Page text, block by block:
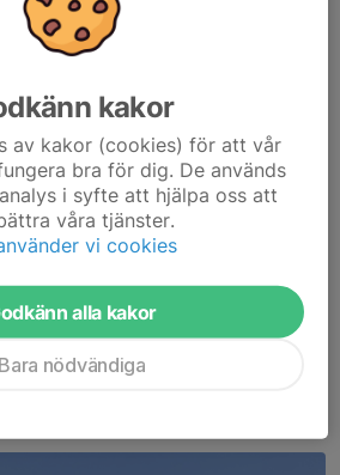
men en sista match väntar innan
tar vi emot Malmbäcks IF på
åttondelsfinal. Ett bra tillfälle att
en stark prestation...
kakor
av kakor (cookies) för att vår
bra för dig. De används
i syfte att hjälpa oss att
våra tjänster.
vi cookies
alla kakor
Bara nödvändiga